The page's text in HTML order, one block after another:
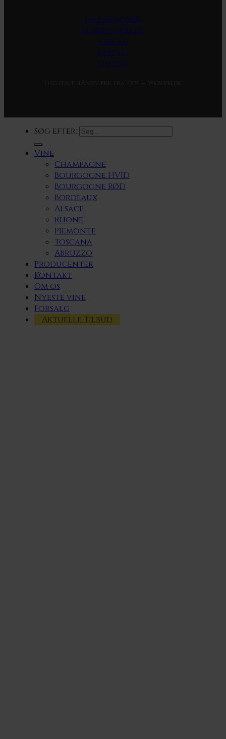
Champagner
Robert Parker
Vinous
Barolo
Om vin
Søg efter:
Vine
Champagne
Bourgogne HVID
Bourgogne RØD
Bordeaux
Alsace
Rhone
Piemonte
Toscana
Abruzzo
Producenter
Kontakt
Om os
Nyeste vine
Forsalg
Aktuelle Tilbud